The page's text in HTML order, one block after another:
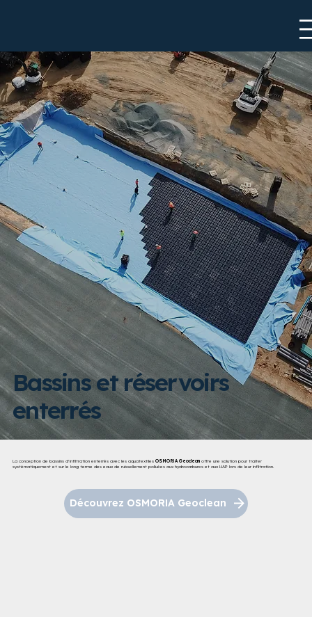
Bassins et réservoirs
enterrés
La conception de bassins d’infiltration enterrés avec les aquatextiles OSMORIA Geocleanoffre une solution pour traiter
systématiquement et sur le long terme des eaux de ruissellement polluées aux hydrocarbures et aux HAP lors de leur infiltration.
Découvrez OSMORIA Geoclean